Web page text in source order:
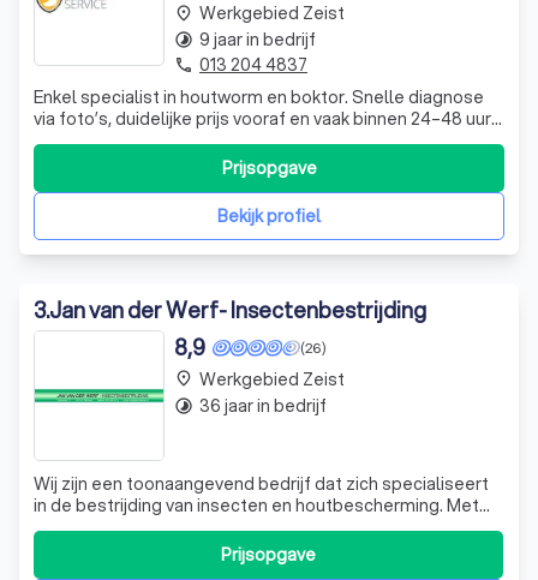
Enkel specialist in houtworm en boktor. Snelle diagnose
via foto’s, duidelijke prijs vooraf en vaak binnen 24–48 uur
ingepland. ⭐ 4,8/5 Google Reviews.
Bekijk profiel
Prijsopgave
place Werkgebied Zeist
timelapse 9 jaar in bedrijf
phone 013 204 4837
3.Jan van der Werf- Insectenbestrijding
(26)
8,9
Wij zijn een toonaangevend bedrijf dat zich specialiseert
in de bestrijding van insecten en houtbescherming. Met
kennis van de leefwijze van ongeveer 30.000 soorten
insecten in Nederland, richten we ons op het creëren van
een omgeving die voor insecten onaantrekkelijk is. We
Prijsopgave
place Werkgebied Zeist
timelapse 36 jaar in bedrijf